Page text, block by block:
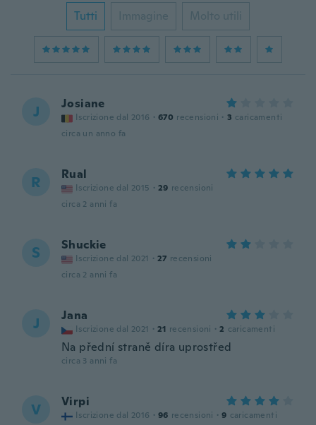
Tutti Immagine Molto utili
J Josiane
Iscrizione dal 2016 · 670 recensioni · 3 caricamenti
circa un anno fa
R Rual
Iscrizione dal 2015 · 29 recensioni
circa 2 anni fa
S Shuckie
Iscrizione dal 2021 · 27 recensioni
circa 2 anni fa
J Jana
Iscrizione dal 2021 · 21 recensioni · 2 caricamenti
Na přední straně díra uprostřed
circa 3 anni fa
V Virpi
Iscrizione dal 2016 · 96 recensioni · 9 caricamenti